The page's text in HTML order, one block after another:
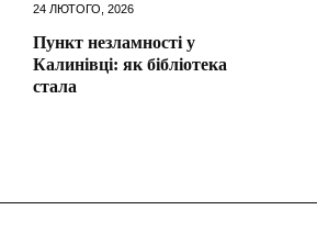
24 ЛЮТОГО, 2026
Пункт незламності у
Калинівці: як бібліотека
стала